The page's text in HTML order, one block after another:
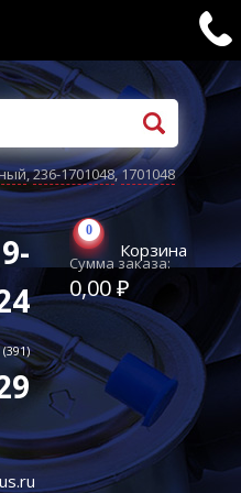
,236-1701048,1701048
0
Корзина
Сумма заказа:
0,00 ₽